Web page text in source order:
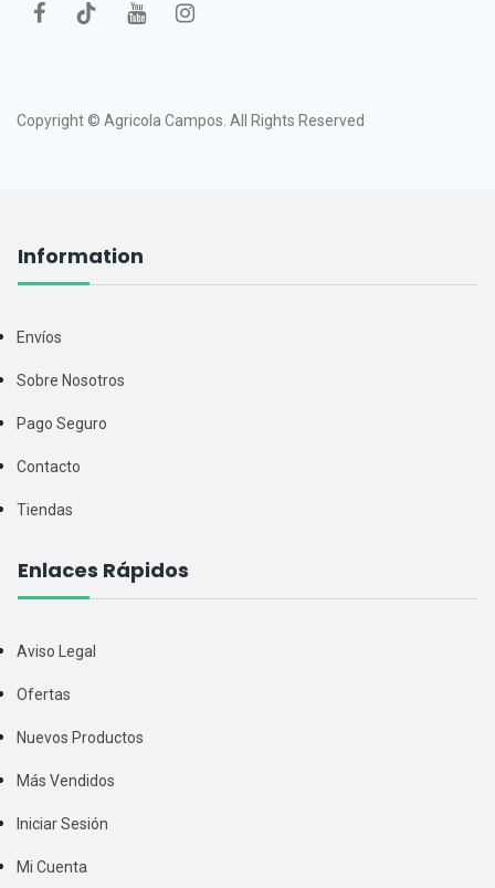
Copyright © Agricola Campos. All Rights Reserved
Information
Envíos
Sobre Nosotros
Pago Seguro
Contacto
Tiendas
Enlaces Rápidos
Aviso Legal
Ofertas
Nuevos Productos
Más Vendidos
Iniciar Sesión
Mi Cuenta